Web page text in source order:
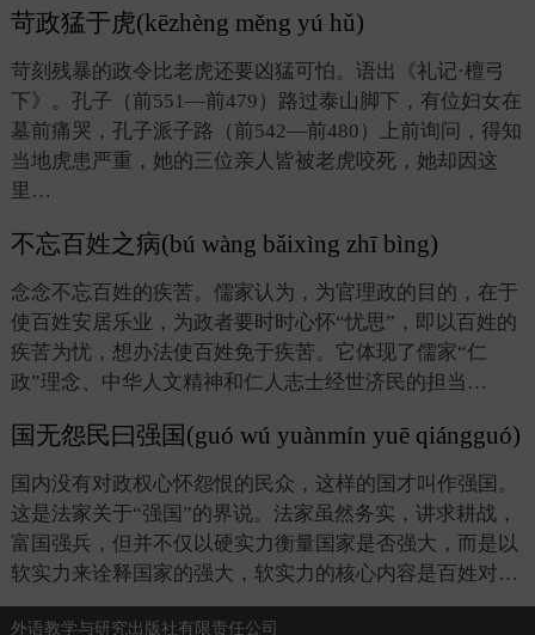
苛政猛于虎(kēzhèng měng yú hǔ)
苛刻残暴的政令比老虎还要凶猛可怕。语出《礼记·檀弓
下》。孔子（前551—前479）路过泰山脚下，有位妇女在
墓前痛哭，孔子派子路（前542—前480）上前询问，得知
当地虎患严重，她的三位亲人皆被老虎咬死，她却因这
里…
不忘百姓之病(bú wàng bǎixìng zhī bìng)
念念不忘百姓的疾苦。儒家认为，为官理政的目的，在于
使百姓安居乐业，为政者要时时心怀“忧思”，即以百姓的
疾苦为忧，想办法使百姓免于疾苦。它体现了儒家“仁
政”理念、中华人文精神和仁人志士经世济民的担当…
国无怨民曰强国(guó wú yuànmín yuē qiángguó)
国内没有对政权心怀怨恨的民众，这样的国才叫作强国。
这是法家关于“强国”的界说。法家虽然务实，讲求耕战，
富国强兵，但并不仅以硬实力衡量国家是否强大，而是以
软实力来诠释国家的强大，软实力的核心内容是百姓对…
外语教学与研究出版社有限责任公司